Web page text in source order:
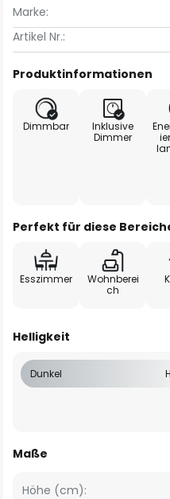
Marke:
Artikel Nr.:
Produktinformationen
Dimmbar
Inklusive
Dimmer
Perfekt für diese
Esszimmer
Wohnberei
ch
Helligkeit
Dunkel
Maße
Höhe (cm):